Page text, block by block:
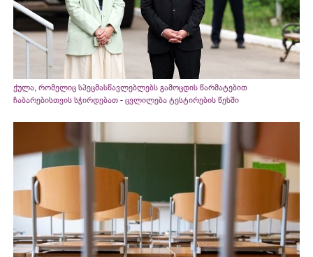
ქულა, რომელიც სპეცმასწავლებლებს გამოცდის წარმატებით
ჩაბარებისთვის სჭირდებათ - ცვლილება ტესტირების წესში